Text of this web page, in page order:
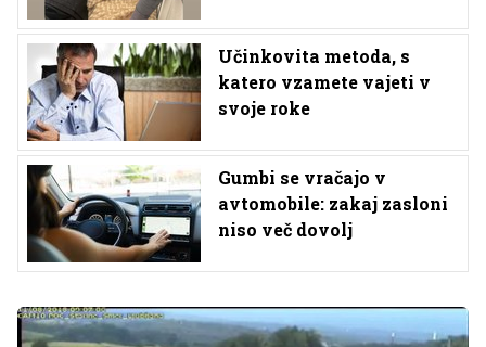
Učinkovita metoda, s
katero vzamete vajeti v
svoje roke
Gumbi se vračajo v
avtomobile: zakaj zasloni
niso več dovolj